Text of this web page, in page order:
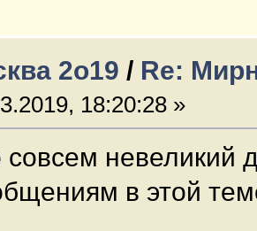
2о19 / Re:
18:20:28 »
совсем невеликий
в этой